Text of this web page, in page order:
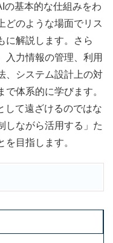
基本的な仕組みをわ
どのような場面でリス
に解説します。さら
入力情報の管理、利用
、システム設計上の対
体系的に学びます。
して遠ざけるのではな
しながら活用する」た
目指します。